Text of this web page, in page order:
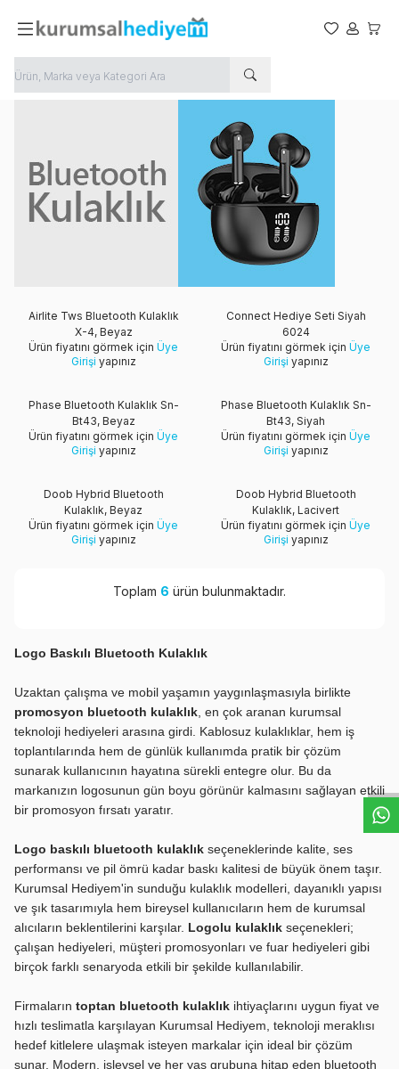
Favorilerim
Hesabım
Airlite Tws Bluetooth Kulaklık
X-4, Beyaz
Ürün fiyatını görmek için Üye
Girişi yapınız
Connect Hediye Seti Siyah
6024
Ürün fiyatını görmek için Üye
Girişi yapınız
Phase Bluetooth Kulaklık Sn-
Bt43, Beyaz
Ürün fiyatını görmek için Üye
Girişi yapınız
Phase Bluetooth Kulaklık Sn-
Bt43, Siyah
Ürün fiyatını görmek için Üye
Girişi yapınız
Doob Hybrid Bluetooth
Kulaklık, Beyaz
Ürün fiyatını görmek için Üye
Girişi yapınız
Doob Hybrid Bluetooth
Kulaklık, Lacivert
Ürün fiyatını görmek için Üye
Girişi yapınız
Toplam 6 ürün bulunmaktadır.
Logo Baskılı Bluetooth Kulaklık
Uzaktan çalışma ve mobil yaşamın yaygınlaşmasıyla birlikte
promosyon bluetooth kulaklık , en çok aranan kurumsal
teknoloji hediyeleri arasına girdi. Kablosuz kulaklıklar, hem iş
toplantılarında hem de günlük kullanımda pratik bir çözüm
sunarak kullanıcının hayatına sürekli entegre olur. Bu da
markanızın logosunun gün boyu görünür kalmasını sağlayan etkili
bir promosyon fırsatı yaratır.
Logo baskılı bluetooth kulaklık seçeneklerinde kalite, ses
performansı ve pil ömrü kadar baskı kalitesi de büyük önem taşır.
Kurumsal Hediyem'in sunduğu kulaklık modelleri, dayanıklı yapısı
ve şık tasarımıyla hem bireysel kullanıcıların hem de kurumsal
alıcıların beklentilerini karşılar. Logolu kulaklık seçenekleri;
çalışan hediyeleri, müşteri promosyonları ve fuar hediyeleri gibi
birçok farklı senaryoda etkili bir şekilde kullanılabilir.
Firmaların toptan bluetooth kulaklık ihtiyaçlarını uygun fiyat ve
hızlı teslimatla karşılayan Kurumsal Hediyem, teknoloji meraklısı
hedef kitlelere ulaşmak isteyen markalar için ideal bir çözüm
sunar. Modern, işlevsel ve her yaş grubuna hitap eden bluetooth